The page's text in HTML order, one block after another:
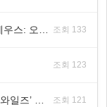
조회 133
조회 123
조회 121